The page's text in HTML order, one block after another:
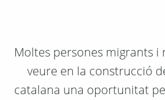
Moltes persones migrants i
veure en la construcció
catalana una oportunitat